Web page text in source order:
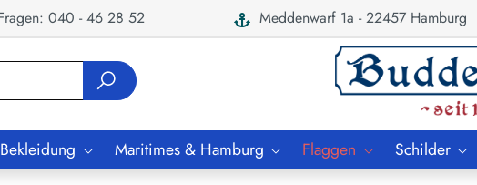
040 - 46 28 52 Meddenwarf 1a - 22457 Hamburg
Maritimes & Hamburg Flaggen Schilder